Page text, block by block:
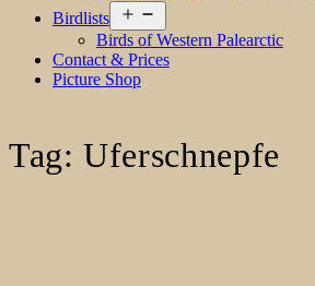
Birdlists
menu
Birds of Western Palearctic
Contact & Prices
Picture Shop
Tag:Uferschnepfe